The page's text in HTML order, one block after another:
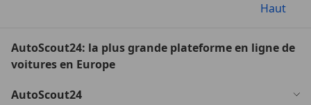
Haut
AutoScout24: la plus grande plateforme en ligne de
voitures en Europe
AutoScout24